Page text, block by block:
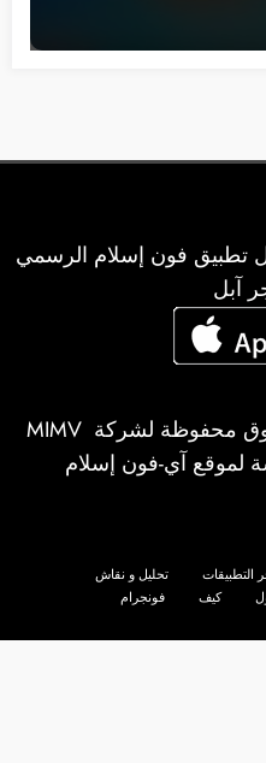
تطبيق فون إسلام الرسمي
آبل
MIMV
لموقع آي-فون إسلام
التطبيقات
تحليل و نقاش
كيف فونجرام